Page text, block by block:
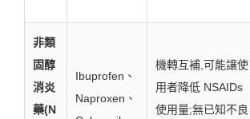
非類
固醇
消炎
藥(N
Ibuprofen、
Naproxen、
機轉互補,可能讓使
用者降低 NSAIDs
使用量;無已知不良